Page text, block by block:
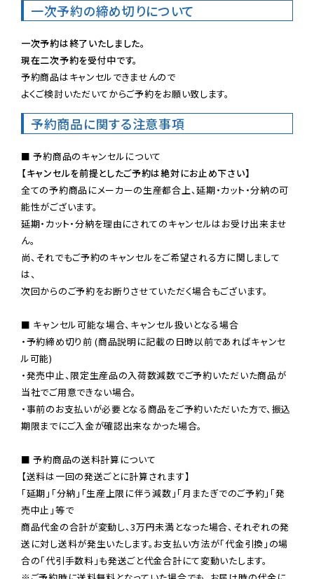
一次予約の締め切りについて
一次予約は終了いたしました。
現在二次予約を受付中です。
予約商品はキャンセルできませんので
よくご検討いただいてからご予約をお願い致します。
予約商品に関する注意事項
【キャンセルを前提としたご予約は絶対にお止め下さい】
全ての予約商品にメーカーの生産都合上、延期・カット・分納の可
能性がございます。
延期・カット・分納を理由にされてのキャンセルはお受け出来ませ
ん。
尚、それでもご予約のキャンセルをご希望される方に関しまして
は、
次回からのご予約をお断りさせていただく場合もございます。
■ キャンセル可能な場合、キャンセル扱いとなる場合
・予約締め切り前 (商品説明に記載の日時以前であればキャンセ
ル可能)
・発売中止、限定生産品の入荷数減数でご予約いただいた商品が
当社でご用意できない場合。
・事前のお支払いが必要となる商品をご予約いただいた方で、振込
期限までにご入金が確認出来なかった場合。
■ 予約商品の送料計算について
【送料は一回の発送ごとに計算されます】
「延期」「分納」「生産上限に伴う減数」「月またぎでのご予約」「発
売中止」等で
商品代金の合計が変動し、3万円未満となった場合、それぞれの発
送に対し送料が発生いたします。お支払い方法が「代金引換」の場